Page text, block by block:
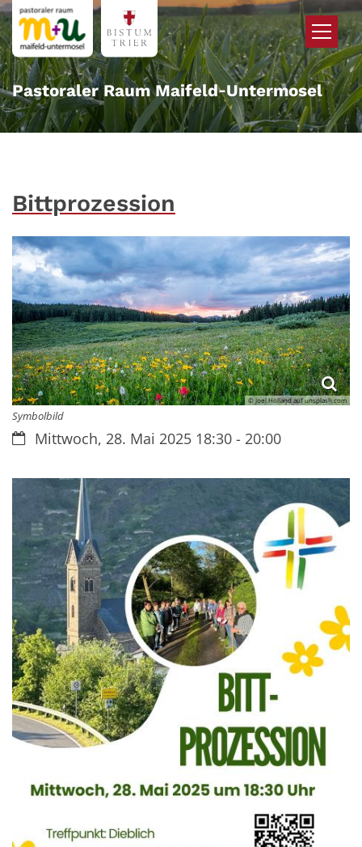
Zum Inhalt springen
Pastoraler Raum Maifeld‑Untermosel
Bittprozession
© Joel Holland auf unsplash.com
Symbolbild
Datum:Mittwoch, 28. Mai 2025 18:30 - 20:00